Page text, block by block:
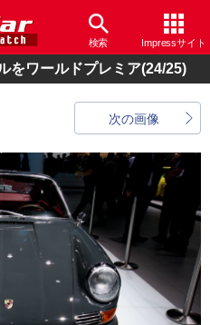
検索 Impressサイト
をワールドプレミア(24/25)
次の画像